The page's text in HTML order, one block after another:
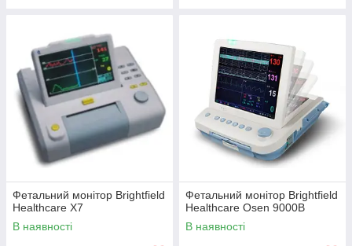
Фетальний монітор Brightfield
Healthcare X7
В наявності
Фетальний монітор Brightfield
Healthcare Osen 9000B
В наявності